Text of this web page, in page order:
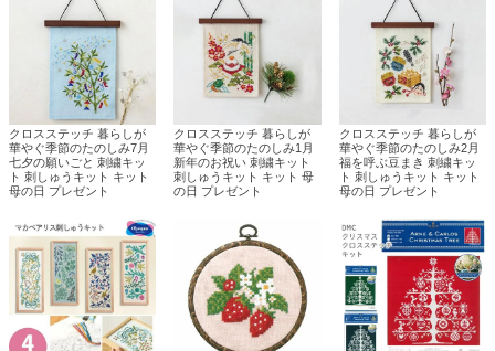
クロスステッチ 暮らしが
華やぐ季節のたのしみ7月
七夕の願いごと 刺繍キッ
ト 刺しゅうキット キット
母の日 プレゼント
クロスステッチ 暮らしが
華やぐ季節のたのしみ1月
新年のお祝い 刺繍キット
刺しゅうキット キット 母
の日 プレゼント
クロスステッチ 暮らしが
華やぐ季節のたのしみ2月
福を呼ぶ豆まき 刺繍キッ
ト 刺しゅうキット キット
母の日 プレゼント